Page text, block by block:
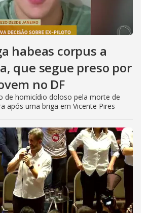
habeas corpus a
que segue preso por
no DF
de homicídio doloso pela morte de
após uma briga em Vicente Pires